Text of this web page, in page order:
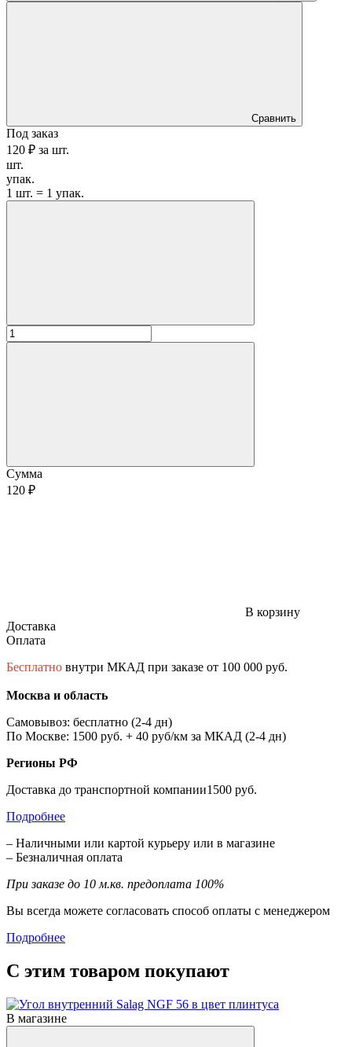
Сравнить
Под заказ
120 ₽ за шт.
шт.
упак.
1 шт. = 1 упак.
Сумма
120 ₽
В корзину
Доставка
Оплата
Бесплатно внутри МКАД при заказе от 100 000 руб.
Москва и область
Самовывоз: бесплатно (2-4 дн)
По Москве: 1500 руб. + 40 руб/км за МКАД (2-4 дн)
Регионы РФ
Доставка до транспортной компании1500 руб.
Подробнее
– Наличными или картой курьеру или в магазине
– Безналичная оплата
При заказе до 10 м.кв. предоплата 100%
Вы всегда можете согласовать способ оплаты с менеджером
Подробнее
С этим товаром покупают
В магазине